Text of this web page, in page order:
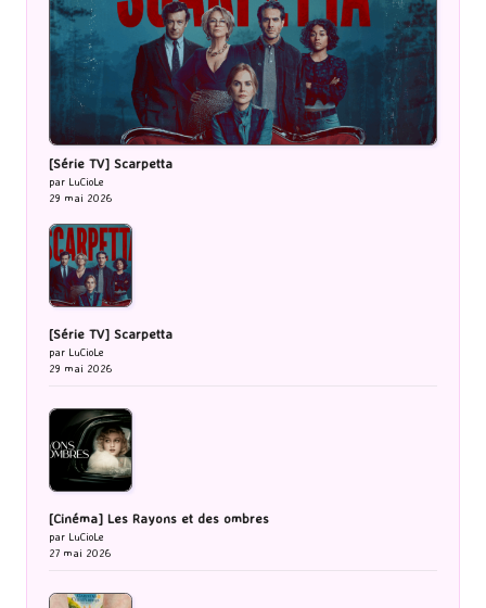
[Série TV] Scarpetta
par LuCioLe
29 mai 2026
[Série TV] Scarpetta
par LuCioLe
29 mai 2026
[Cinéma] Les Rayons et des ombres
par LuCioLe
27 mai 2026